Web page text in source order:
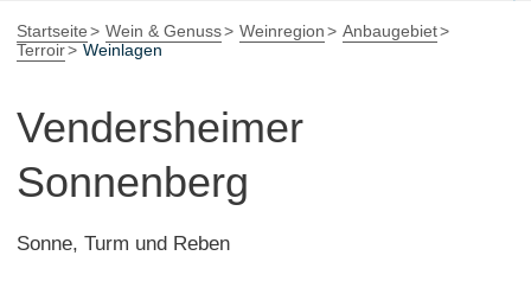
Startseite Wein & Genuss Weinregion
Anbaugebiet
Terroir
Weinlagen
Vendersheimer
Sonnenberg
Sonne, Turm und Reben